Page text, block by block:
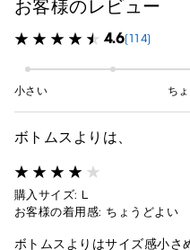
お客様のレビュー
4.6(114)
小さい ち
ボトムスよりは、
購入サイズ: L
お客様の着用感: ちょうどよい
ボトムスよりはサイズ感小さ